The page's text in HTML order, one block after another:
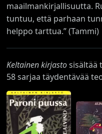
maailmankirjallisuutta.
tuntuu, että parhaan
helppo tarttua.” (Tammi)
Keltainen kirjastosisältää
58 sarjaa täydentävää